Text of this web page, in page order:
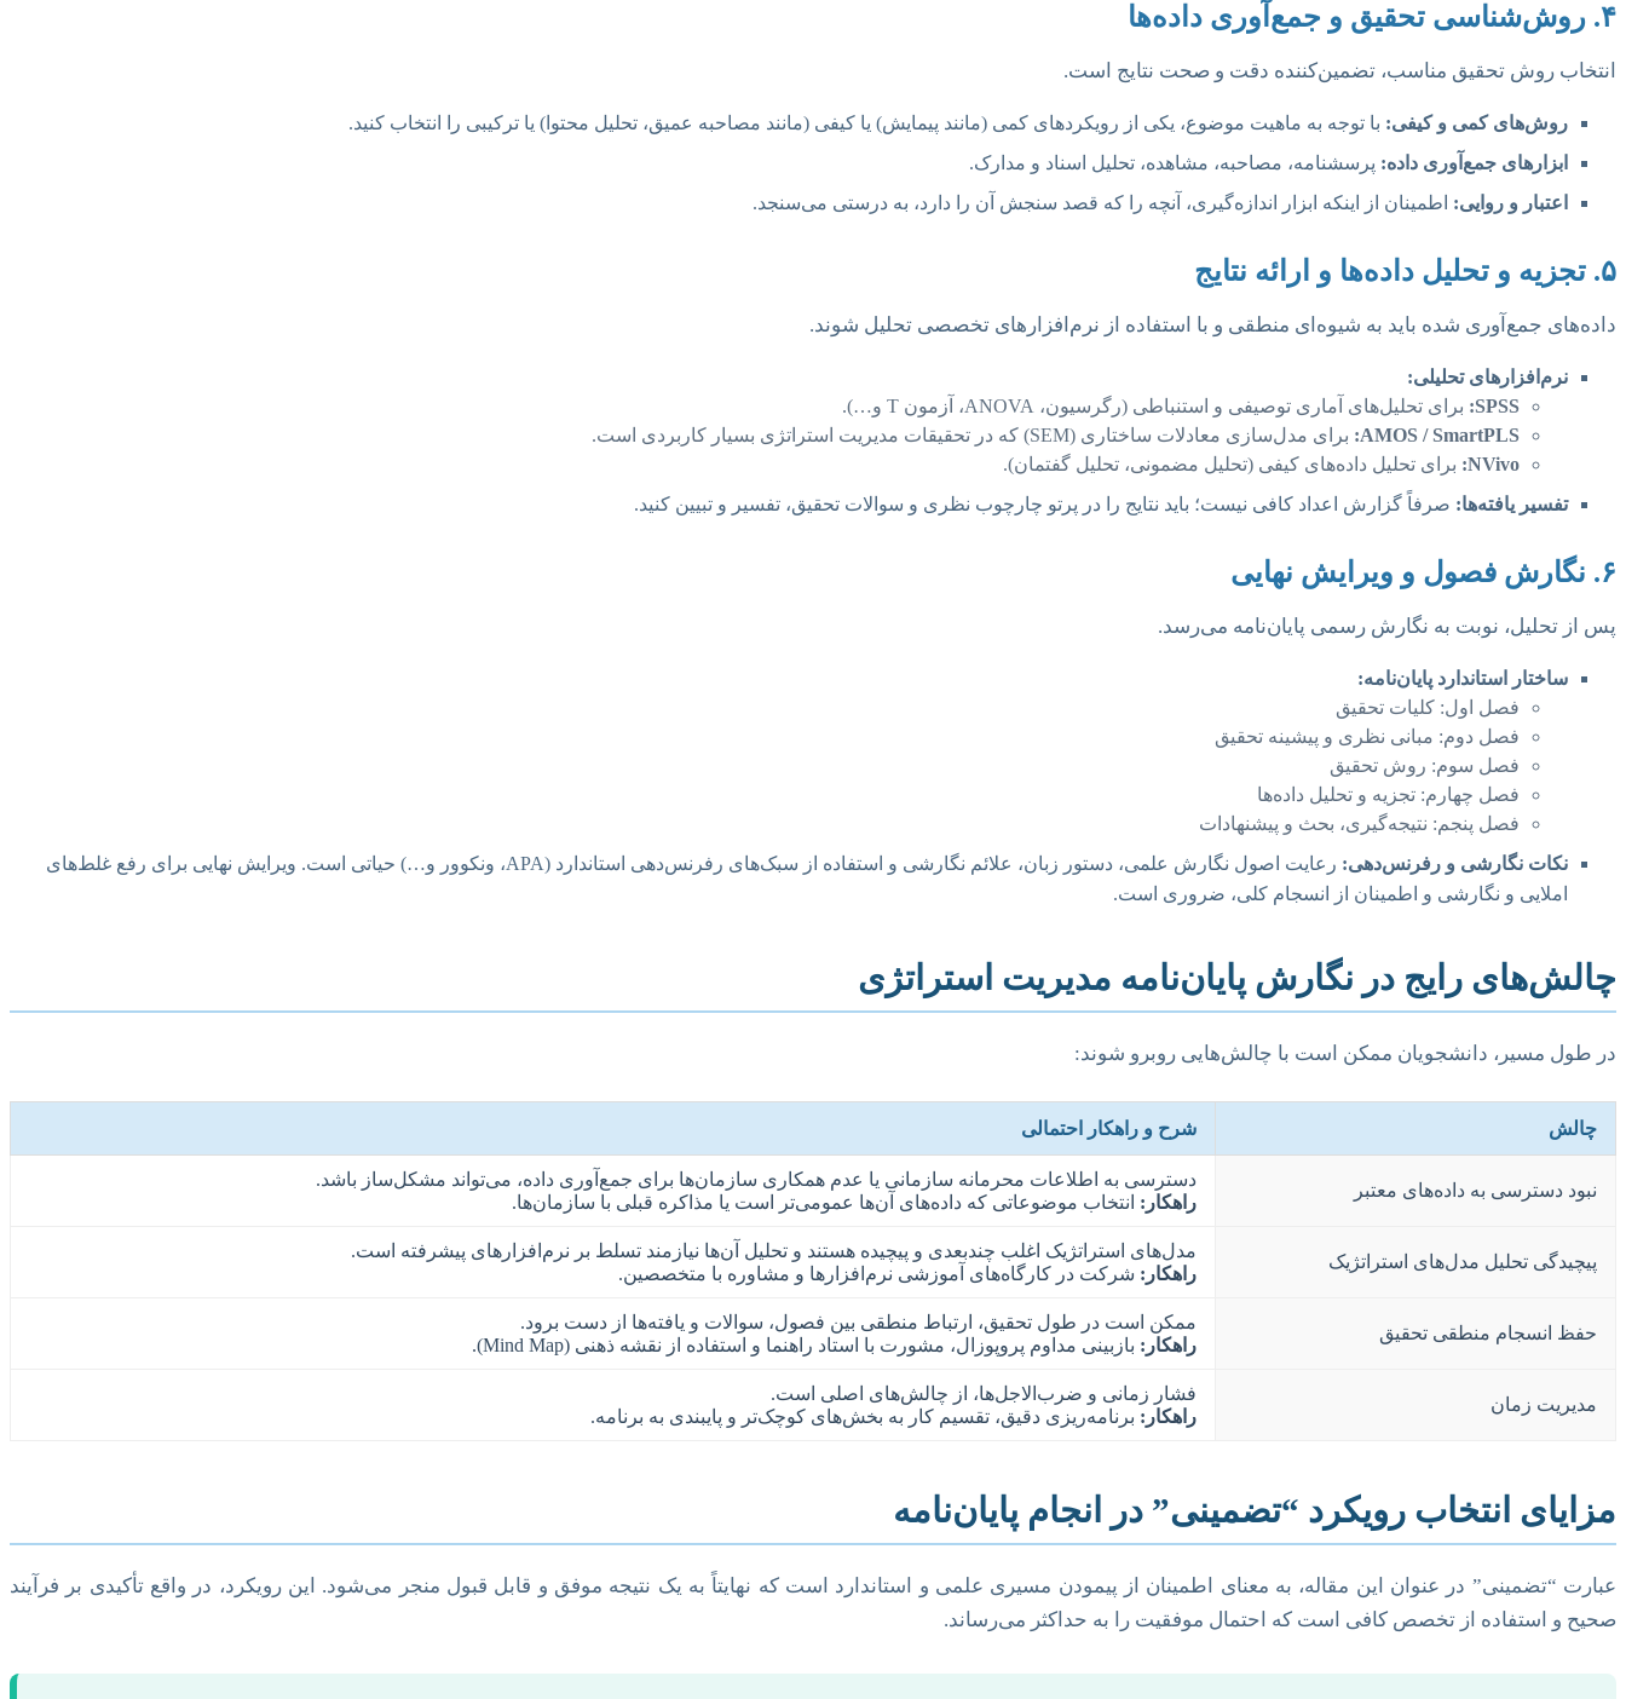
۴. روش‌شناسی تحقیق و جمع‌آوری داده‌ها
انتخاب روش تحقیق مناسب، تضمین‌کننده دقت و صحت نتایج است.
روش‌های کمی و کیفی: با توجه به ماهیت موضوع، یکی از رویکردهای کمی (مانند پیمایش) یا کیفی (مانند مصاحبه عمیق، تحلیل محتوا) یا ترکیبی را انتخاب کنید.
ابزارهای جمع‌آوری داده: پرسشنامه، مصاحبه، مشاهده، تحلیل اسناد و مدارک.
اعتبار و روایی: اطمینان از اینکه ابزار اندازه‌گیری، آنچه را که قصد سنجش آن را دارد، به درستی می‌سنجد.
۵. تجزیه و تحلیل داده‌ها و ارائه نتایج
داده‌های جمع‌آوری شده باید به شیوه‌ای منطقی و با استفاده از نرم‌افزارهای تخصصی تحلیل شوند.
نرم‌افزارهای تحلیلی:
SPSS:
برای تحلیل‌های آماری توصیفی و استنباطی (رگرسیون، ANOVA، آزمون T و…).
AMOS / SmartPLS:
برای مدل‌سازی معادلات ساختاری (SEM) که در تحقیقات مدیریت استراتژی بسیار کاربردی است.
NVivo: برای تحلیل داده‌های کیفی (تحلیل مضمونی، تحلیل گفتمان).
تفسیر یافته‌ها: صرفاً گزارش اعداد کافی نیست؛ باید نتایج را در پرتو چارچوب نظری و سوالات تحقیق، تفسیر و تبیین کنید.
۶. نگارش فصول و ویرایش نهایی
پس از تحلیل، نوبت به نگارش رسمی پایان‌نامه می‌رسد.
ساختار استاندارد پایان‌نامه:
فصل اول: کلیات تحقیق
فصل دوم: مبانی نظری و پیشینه تحقیق
فصل سوم: روش تحقیق
فصل چهارم: تجزیه و تحلیل داده‌ها
فصل پنجم: نتیجه‌گیری، بحث و پیشنهادات
نکات نگارشی و رفرنس‌دهی:
رعایت اصول نگارش علمی، دستور زبان، علائم نگارشی و استفاده از سبک‌های رفرنس‌دهی استاندارد (APA، ونکوور و…) حیاتی است. ویرایش نهایی برای رفع غلط‌های
املایی و نگارشی و اطمینان از انسجام کلی، ضروری است.
چالش‌های رایج در نگارش پایان‌نامه مدیریت استراتژی
در طول مسیر، دانشجویان ممکن است با چالش‌هایی روبرو شوند:
چالش شرح و راهکار احتمالی
نبود دسترسی به داده‌های معتبر
دسترسی به اطلاعات محرمانه سازمانی یا عدم همکاری سازمان‌ها برای جمع‌آوری داده، می‌تواند مشکل‌ساز باشد.
راهکار: انتخاب موضوعاتی که داده‌های آن‌ها عمومی‌تر است یا مذاکره قبلی با سازمان‌ها.
پیچیدگی تحلیل مدل‌های استراتژیک
مدل‌های استراتژیک اغلب چندبعدی و پیچیده هستند و تحلیل آن‌ها نیازمند تسلط بر نرم‌افزارهای پیشرفته است.
راهکار: شرکت در کارگاه‌های آموزشی نرم‌افزارها و مشاوره با متخصصین.
حفظ انسجام منطقی تحقیق
ممکن است در طول تحقیق، ارتباط منطقی بین فصول، سوالات و یافته‌ها از دست برود.
راهکار: بازبینی مداوم پروپوزال، مشورت با استاد راهنما و استفاده از نقشه ذهنی (Mind Map).
مدیریت زمان
فشار زمانی و ضرب‌الاجل‌ها، از چالش‌های اصلی است.
راهکار: برنامه‌ریزی دقیق، تقسیم کار به بخش‌های کوچک‌تر و پایبندی به برنامه.
مزایای انتخاب رویکرد “تضمینی” در انجام پایان‌نامه
عبارت “تضمینی” در عنوان این مقاله، به معنای اطمینان از پیمودن مسیری علمی و استاندارد است که نهایتاً به یک نتیجه موفق و قابل قبول منجر می‌شود. این رویکرد، در واقع تأکیدی بر فرآیند
صحیح و استفاده از تخصص کافی است که احتمال موفقیت را به حداکثر می‌رساند.